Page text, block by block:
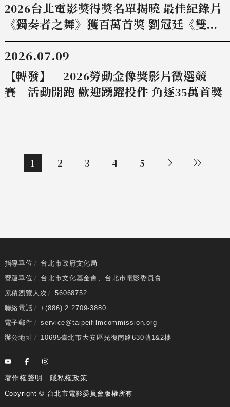
2026台北電影獎得獎名單揭曉 最佳紀錄片
《獨奏者之舞》獲百萬首獎 劉冠廷《雙
囍》封影帝 林怡婷《恨女的逆襲》奪影后
2026.07.09
【轉發】「2026勞動金像獎影片徵選競
賽」活動開跑 歡迎踴躍投件 角逐35萬首獎
1 2 3 4 5
指導單位
台北市政府文化局
營運單位
台北市文化基金會 、 台北市電影委員會
累積瀏覽人次
56068752
聯絡電話
+(886) 2 2709-3880
電子郵件
service@taipeifilmcommission.org
辦公地址
10695臺北市大安區光復南路630號1&2樓
著作權聲明
隱私權政策
Copyright ©︎ 台北市電影委員會版權所有